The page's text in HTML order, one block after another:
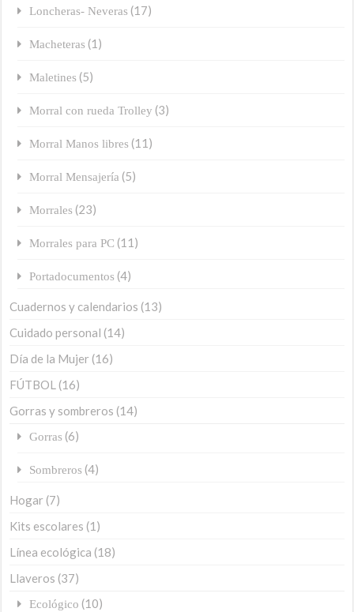
Loncheras- Neveras (17)
Macheteras (1)
Maletines (5)
Morral con rueda Trolley (3)
Morral Manos libres (11)
Morral Mensajería (5)
Morrales (23)
Morrales para PC (11)
Portadocumentos (4)
Cuadernos y calendarios (13)
Cuidado personal (14)
Día de la Mujer (16)
FÚTBOL (16)
Gorras y sombreros (14)
Gorras (6)
Sombreros (4)
Hogar (7)
Kits escolares (1)
Línea ecológica (18)
Llaveros (37)
Ecológico (10)